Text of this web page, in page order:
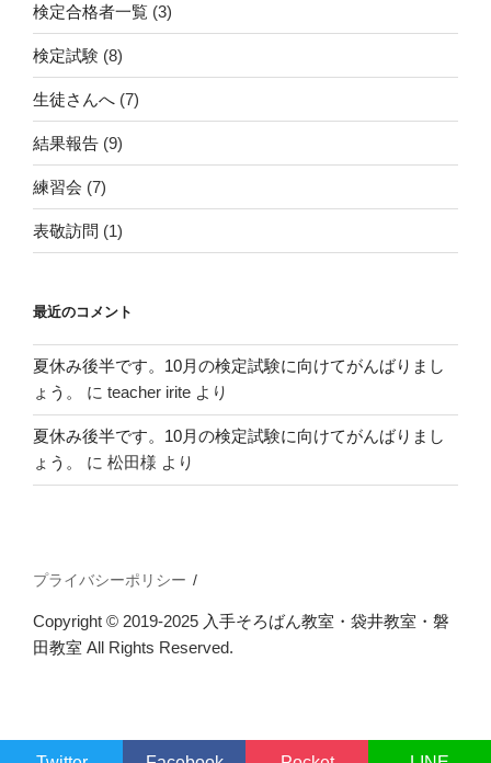
検定合格者一覧 (3)
検定試験 (8)
生徒さんへ (7)
結果報告 (9)
練習会 (7)
表敬訪問 (1)
最近のコメント
夏休み後半です。10月の検定試験に向けてがんばりまし
ょう。
に teacher irite より
夏休み後半です。10月の検定試験に向けてがんばりまし
ょう。
に 松田様 より
プライバシーポリシー
Copyright © 2019-2025 入手そろばん教室・袋井教室・磐
田教室 All Rights Reserved.